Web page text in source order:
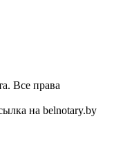
Все права
на belnotary.by